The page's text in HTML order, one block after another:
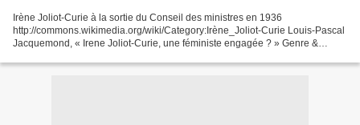
Irène Joliot-Curie à la sortie du Conseil des ministres en 1936
http://commons.wikimedia.org/wiki/Category:Irène_Joliot-Curie Louis-Pascal
Jacquemond, « Irene Joliot-Curie, une féministe engagée ? » Genre &